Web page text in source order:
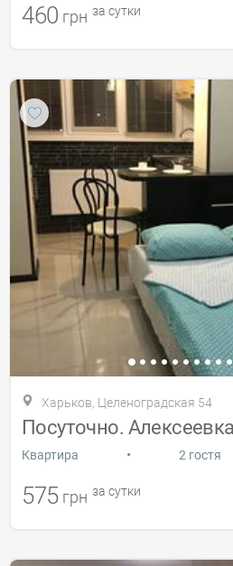
460 грн за сутки
Харьков, Целеноградская 54
Посуточно.
Квартира • 2 гостя
575 грн за сутки